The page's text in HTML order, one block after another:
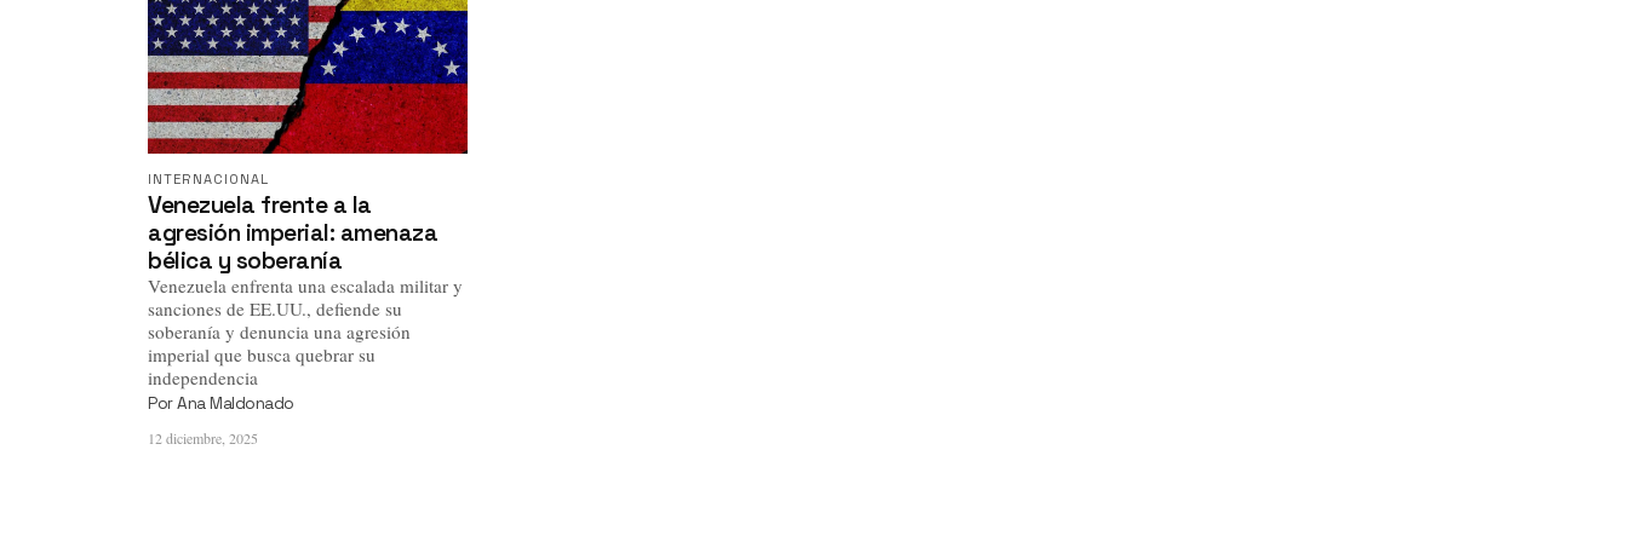
Acerca de
Contacto
INTERNACIONAL
Venezuela frente a la
agresión imperial: amenaza
bélica y soberanía
Venezuela enfrenta una escalada militar y
sanciones de EE.UU., defiende su
soberanía y denuncia una agresión
imperial que busca quebrar su
independencia
PorAna Maldonado
12 diciembre, 2025